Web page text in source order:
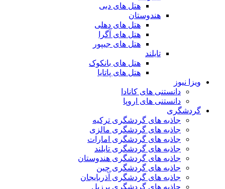
هتل های دبی
هندوستان
هتل های دهلی
هتل های آگرا
هتل های جیپور
تایلند
هتل های بانکوک
هتل های پاتایا
ویزا نیوز
دانستنی های کانادا
دانستنی های اروپا
گردشگری
جاذبه های گردشگری ترکیه
جاذبه های گردشگری مالزی
جاذبه های گردشگری امارات
جاذبه های گردشگری تایلند
جاذبه های گردشگری هندوستان
جاذبه های گردشگری چین
جاذبه های گردشگری آذربایجان
جاذبه های گردشگری برزیل